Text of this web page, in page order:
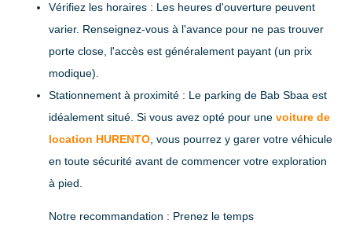
Vérifiez les horaires : Les heures d'ouverture peuvent
varier. Renseignez-vous à l'avance pour ne pas trouver
porte close, l'accès est généralement payant (un prix
modique).
Stationnement à proximité : Le parking de Bab Sbaa est
idéalement situé. Si vous avez opté pour unevoiture de
location HURENTO , vous pourrez y garer votre véhicule
en toute sécurité avant de commencer votre exploration
à pied.
Notre recommandation : Prenez le temps